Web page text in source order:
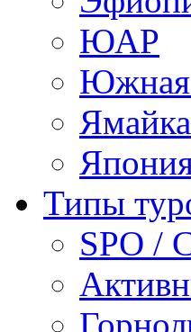
ЮАР
Южная
Ямайка
Типы
SPO /